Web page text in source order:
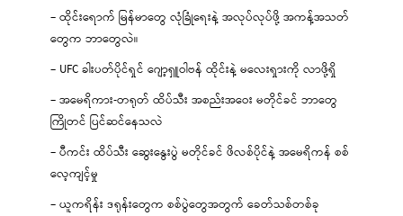
– ထိုင်းရောက် မြန်မာတွေ လုံခြုံရေးနဲ့ အလုပ်လုပ်ဖို့ အကန့်အသတ်
တွေက ဘာတွေလဲ။
– UFC ခါးပတ်ပိုင်ရှင် ဂျော့ရှူဝါဗန် ထိုင်းနဲ့ မလေးရှားကို လာဖို့ရှိ
– အမေရိကား-တရုတ် ထိပ်သီး အစည်းအဝေး မတိုင်ခင် ဘာတွေ
ကြိုတင် ပြင်ဆင်နေသလဲ
– ပီကင်း ထိပ်သီး ဆွေးနွေးပွဲ မတိုင်ခင် ဖိလစ်ပိုင်နဲ့ အမေရိကန် စစ်
လေ့ကျင့်မှု
– ယူကရိန်း ဒရုန်းတွေက စစ်ပွဲတွေအတွက် ခေတ်သစ်တစ်ခု